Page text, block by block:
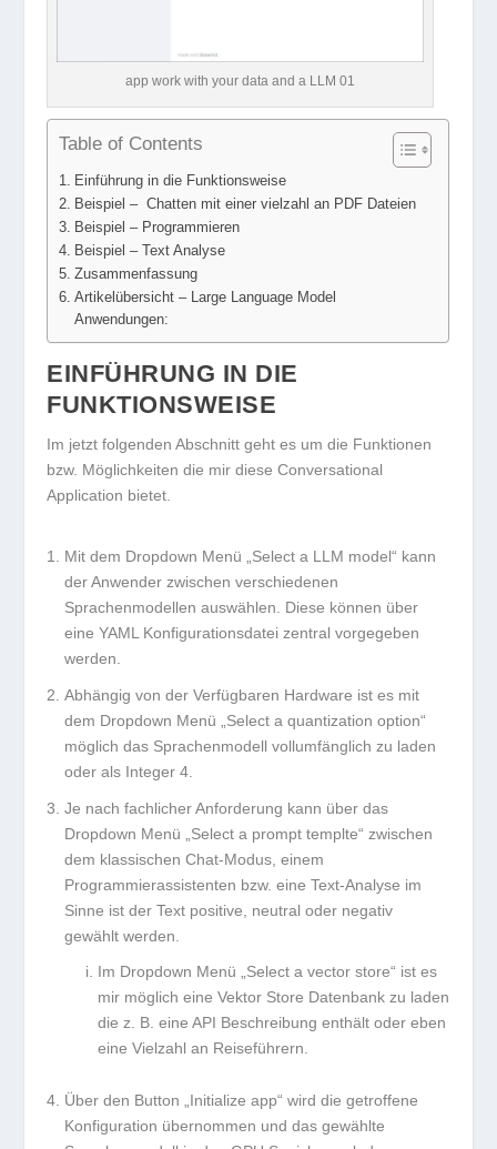
app work with your data and a LLM 01
Table of Contents
Einführung in die Funktionsweise
Beispiel – Chatten mit einer vielzahl an PDF Dateien
Beispiel – Programmieren
Beispiel – Text Analyse
Zusammenfassung
Artikelübersicht – Large Language Model
Anwendungen:
EINFÜHRUNG IN DIE
FUNKTIONSWEISE
Im jetzt folgenden Abschnitt geht es um die Funktionen
bzw. Möglichkeiten die mir diese Conversational
Application bietet.
Mit dem Dropdown Menü „Select a LLM model“ kann
der Anwender zwischen verschiedenen
Sprachenmodellen auswählen. Diese können über
eine YAML Konfigurationsdatei zentral vorgegeben
werden.
Abhängig von der Verfügbaren Hardware ist es mit
dem Dropdown Menü „Select a quantization option“
möglich das Sprachenmodell vollumfänglich zu laden
oder als Integer 4.
Je nach fachlicher Anforderung kann über das
Dropdown Menü „Select a prompt templte“ zwischen
dem klassischen Chat-Modus, einem
Programmierassistenten bzw. eine Text-Analyse im
Sinne ist der Text positive, neutral oder negativ
gewählt werden.
Im Dropdown Menü „Select a vector store“ ist es
mir möglich eine Vektor Store Datenbank zu laden
die z. B. eine API Beschreibung enthält oder eben
eine Vielzahl an Reiseführern.
Über den Button „Initialize app“ wird die getroffene
Konfiguration übernommen und das gewählte